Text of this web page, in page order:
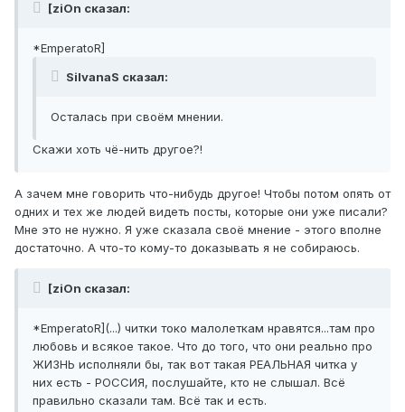
[ziOn сказал:
*EmperatoR]
SilvanaS сказал:
Осталась при своём мнении.
Скажи хоть чё-нить другое?!
А зачем мне говорить что-нибудь другое! Чтобы потом опять от
одних и тех же людей видеть посты, которые они уже писали?
Мне это не нужно. Я уже сказала своё мнение - этого вполне
достаточно. А что-то кому-то доказывать я не собираюсь.
[ziOn сказал:
*EmperatoR](...) читки токо малолеткам нравятся...там про
любовь и всякое такое. Что до того, что они реально про
ЖИЗНЬ исполняли бы, так вот такая РЕАЛЬНАЯ читка у
них есть - РОССИЯ, послушайте, кто не слышал. Всё
правильно сказали там. Всё так и есть.